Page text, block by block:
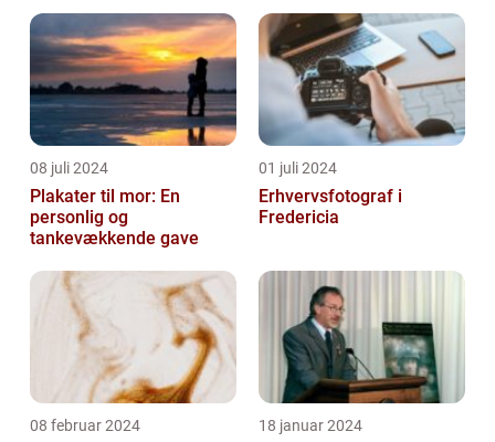
08 juli 2024
Plakater til mor: En
personlig og
tankevækkende gave
01 juli 2024
Erhvervsfotograf i
Fredericia
08 februar 2024 18 januar 2024